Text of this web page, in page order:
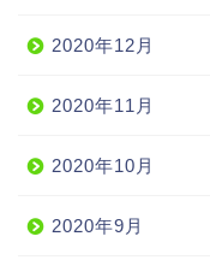
2020年12月
2020年11月
2020年10月
2020年9月